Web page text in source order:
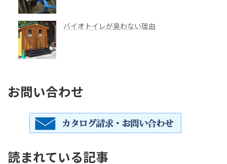
バイオトイレが臭わない理由
お問い合わせ
読まれている記事